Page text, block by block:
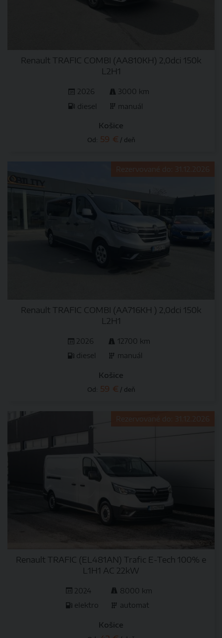
Renault TRAFIC COMBI (AA810KH) 2,0dci 150k
L2H1
2026
3000 km
diesel
manuál
Košice
Od: 59 € / deň
Rezervované do: 31.12.2026
Renault TRAFIC COMBI (AA716KH ) 2,0dci 150k
L2H1
2026
12700 km
diesel
manuál
Košice
Od: 59 € / deň
Rezervované do: 31.12.2026
Renault TRAFIC (EL481AN) Trafic E-Tech 100% e
L1H1 AC 22kW
2024
8000 km
elektro
automat
Košice